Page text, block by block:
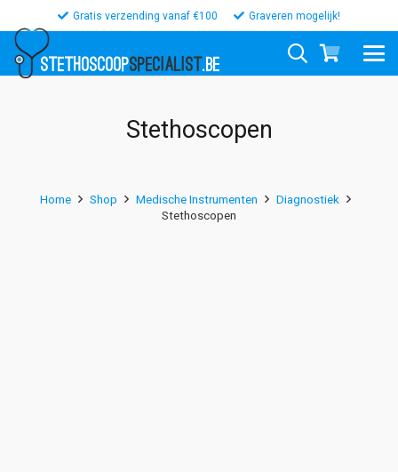
Gratis verzending vanaf €100 Graveren mogelijk!
STETHOSCOOPSPECIALIST.BE
Stethoscopen
Home Shop Medische Instrumenten
Diagnostiek
Stethoscopen